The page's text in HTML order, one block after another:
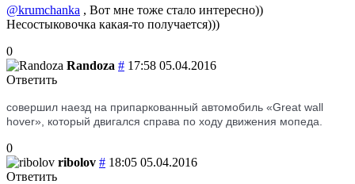
@krumchanka , Вот мне тоже стало интересно))
Несостыковочка какая-то получается)))
0
Randoza # 17:58 05.04.2016
Ответить
совершил наезд на припаркованный автомобиль «Great wall
hover», который двигался справа по ходу движения мопеда.
0
ribolov # 18:05 05.04.2016
Ответить